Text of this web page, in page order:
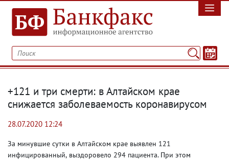
+121 и три смерти: в Алтайском крае
снижается заболеваемость коронавирусом
28.07.2020 12:24
За минувшие сутки в Алтайском крае выявлен 121
инфицированный, выздоровело 294 пациента. При этом